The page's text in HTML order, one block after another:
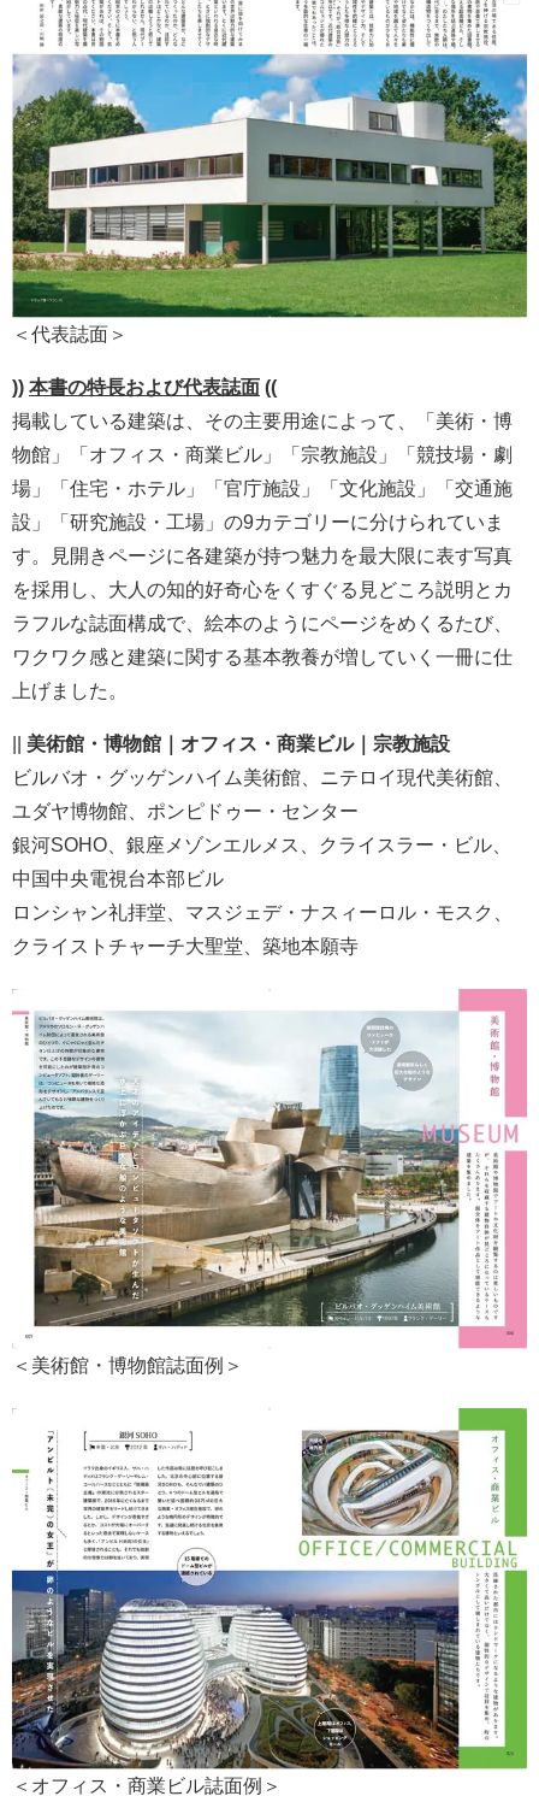
＜代表誌面＞
)) 本書の特長および代表誌面 ((
掲載している建築は、その主要用途によって、「美術・博
物館」「オフィス・商業ビル」「宗教施設」「競技場・劇
場」「住宅・ホテル」「官庁施設」「文化施設」「交通施
設」「研究施設・工場」の9カテゴリーに分けられていま
す。見開きページに各建築が持つ魅力を最大限に表す写真
を採用し、大人の知的好奇心をくすぐる見どころ説明とカ
ラフルな誌面構成で、絵本のようにページをめくるたび、
ワクワク感と建築に関する基本教養が増していく一冊に仕
上げました。
美術館・博物館｜オフィス・商業ビル｜宗教施設
ビルバオ・グッゲンハイム美術館、ニテロイ現代美術館、
ユダヤ博物館、ポンピドゥー・センター
銀河SOHO、銀座メゾンエルメス、クライスラー・ビル、
中国中央電視台本部ビル
ロンシャン礼拝堂、マスジェデ・ナスィーロル・モスク、
クライストチャーチ大聖堂、築地本願寺
＜美術館・博物館誌面例＞
＜オフィス・商業ビル誌面例＞